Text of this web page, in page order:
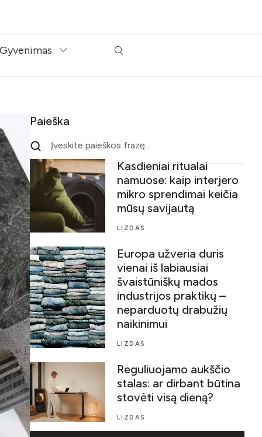
Paieška
Kasdieniai ritualai
namuose: kaip interjero
mikro sprendimai keičia
mūsų savijautą
LIZDAS
Europa užveria duris
vienai iš labiausiai
švaistūniškų mados
industrijos praktikų –
neparduotų drabužių
naikinimui
LIZDAS
Reguliuojamo aukščio
stalas: ar dirbant būtina
stovėti visą dieną?
LIZDAS